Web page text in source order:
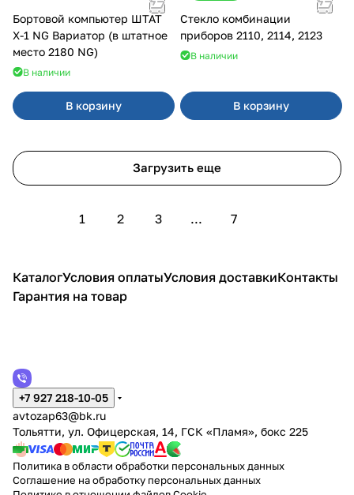
Бортовой компьютер ШТАТ
Х-1 NG Вариатор (в штатное
место 2180 NG)
В наличии
В корзину
Стекло комбинации
приборов 2110, 2114, 2123
В наличии
В корзину
Загрузить еще
1 2 3 ... 7
КаталогУсловия оплатыУсловия доставкиКонтакты
Гарантия на товар
+7 927 218-10-05
avtozap63@bk.ru
Тольятти, ул. Офицерская, 14, ГСК «Пламя», бокс 225
Политика в области обработки персональных данных
Соглашение на обработку персональных данных